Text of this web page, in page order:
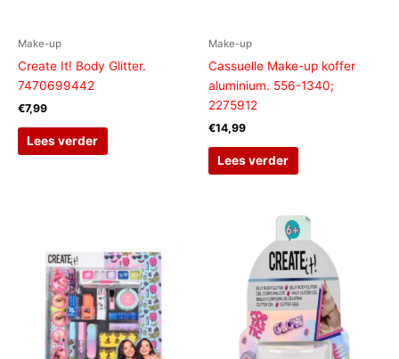
Make-up
Create It! Body Glitter.
7470699442
€7,99
Lees verder
Make-up
Cassuelle Make-up koffer
aluminium. 556-1340;
2275912
€14,99
Lees verder